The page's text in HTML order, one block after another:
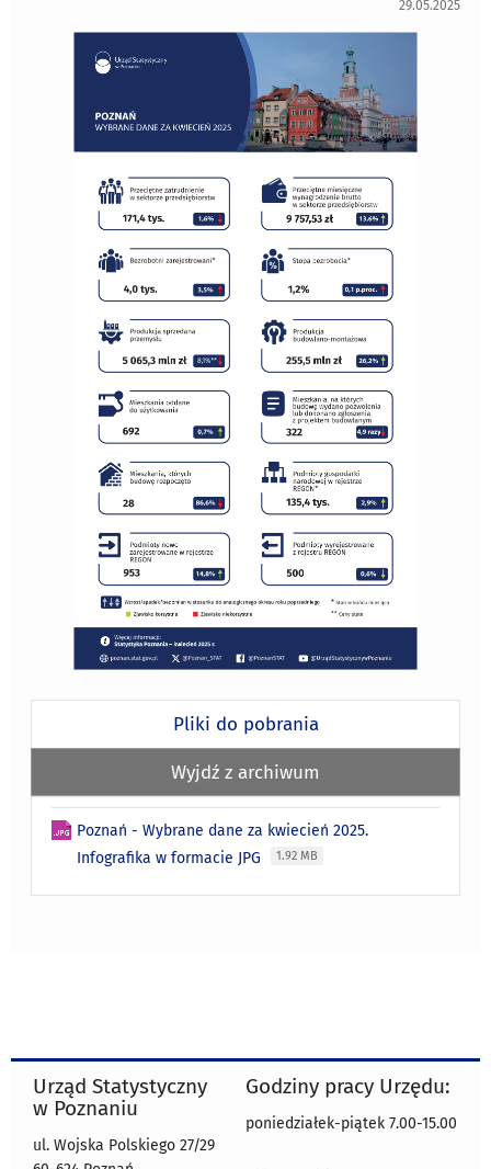
29.05.2025
Pliki do pobrania
Wyjdź z archiwum
Poznań - Wybrane dane za kwiecień 2025.
Infografika w formacie JPG
1.92 MB
Urząd Statystyczny
w Poznaniu
ul. Wojska Polskiego 27/29
Godziny pracy Urzędu:
poniedziałek-piątek 7.00-15.00